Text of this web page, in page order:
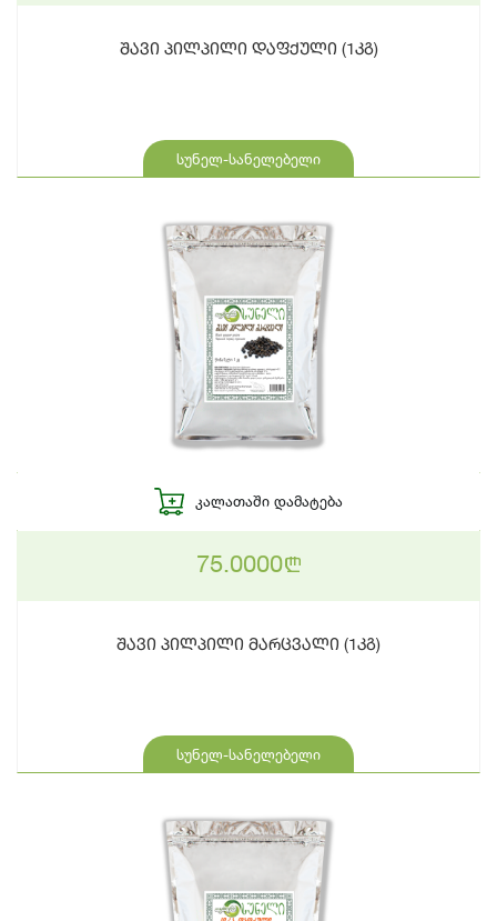
შავი პილპილი დაფქული (1კგ)
სუნელ-სანელებელი
ᲙᲐᲚᲐᲗᲐᲨᲘ ᲓᲐᲛᲐᲢᲔᲑᲐ
75.0000n
შავი პილპილი მარცვალი (1კგ)
სუნელ-სანელებელი